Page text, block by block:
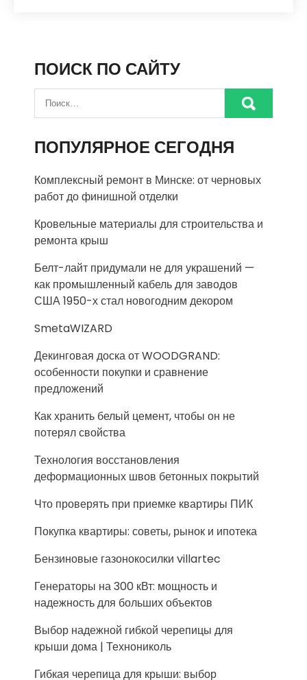
ПОИСК ПО САЙТУ
ПОПУЛЯРНОЕ СЕГОДНЯ
Комплексный ремонт в Минске: от черновых
работ до финишной отделки
Кровельные материалы для строительства и
ремонта крыш
Белт-лайт придумали не для украшений —
как промышленный кабель для заводов
США 1950-х стал новогодним декором
SmetaWIZARD
Декинговая доска от WOODGRAND:
особенности покупки и сравнение
предложений
Как хранить белый цемент, чтобы он не
потерял свойства
Технология восстановления
деформационных швов бетонных покрытий
Что проверять при приемке квартиры ПИК
Покупка квартиры: советы, рынок и ипотека
Бензиновые газонокосилки villartec
Генераторы на 300 кВт: мощность и
надежность для больших объектов
Выбор надежной гибкой черепицы для
крыши дома | Технониколь
Гибкая черепица для крыши: выбор